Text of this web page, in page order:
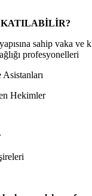
sahip vaka ve
profesyonelleri
Hekimler